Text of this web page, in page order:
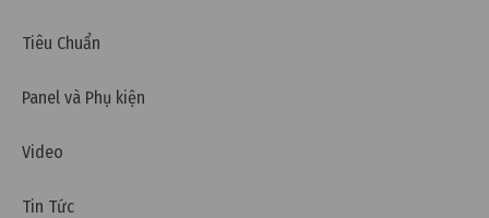
Tiêu Chuẩn
Panel và Phụ kiện
Video
Tin Tức